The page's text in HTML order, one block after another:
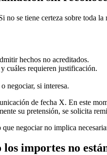
no se tiene certeza sobre toda
hechos no acreditados.
cuáles requieren justificación.
negociar, si interesa.
de fecha X. En este
su pretensión, se solicita
que negociar no implica
los importes no